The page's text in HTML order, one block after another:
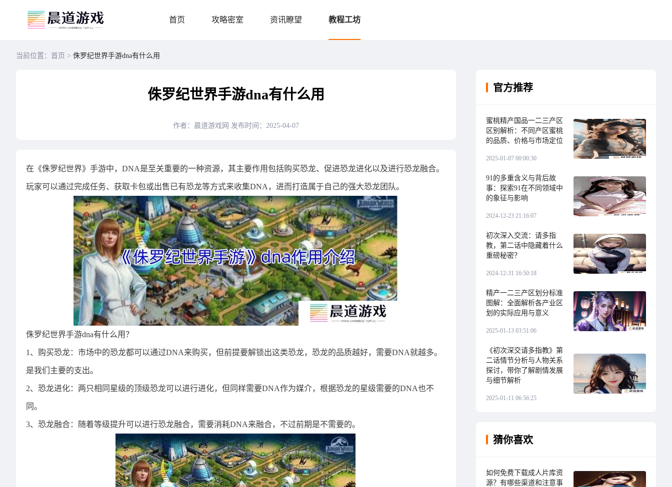
首页 攻略密室 资讯瞭望 教程工坊
当前位置：首页 > 侏罗纪世界手游dna有什么用
侏罗纪世界手游dna有什么用
作者：晨道游戏网 发布时间：2025-04-07
在《侏罗纪世界》手游中，DNA是至关重要的一种资源，其主要作用包括购买恐龙、促进恐龙进化以及进行恐龙融合。
玩家可以通过完成任务、获取卡包或出售已有恐龙等方式来收集DNA，进而打造属于自己的强大恐龙团队。
侏罗纪世界手游dna有什么用？
1、购买恐龙：市场中的恐龙都可以通过DNA来购买，但前提要解锁出这类恐龙，恐龙的品质越好，需要DNA就越多。
是我们主要的支出。
2、恐龙进化：两只相同星级的顶级恐龙可以进行进化，但同样需要DNA作为媒介，根据恐龙的星级需要的DNA也不
同。
3、恐龙融合：随着等级提升可以进行恐龙融合，需要消耗DNA来融合，不过前期是不需要的。
官方推荐
蜜桃精产国品一二三产区
区别解析：不同产区蜜桃
的品质、价格与市场定位
2025-01-07 00:00:30
91的多重含义与背后故
事：探索91在不同领域中
的象征与影响
2024-12-23 21:16:07
初次深入交流：请多指
教，第二话中隐藏着什么
重磅秘密？
2024-12-31 16:50:18
精产一二三产区划分标准
图解：全面解析各产业区
划的实际应用与意义
2025-01-13 03:51:06
《初次深交请多指教》第
二话情节分析与人物关系
探讨，带你了解剧情发展
与细节解析
2025-01-11 06:56:25
猜你喜欢
如何免费下载成人片库资
源？有哪些渠道和注意事